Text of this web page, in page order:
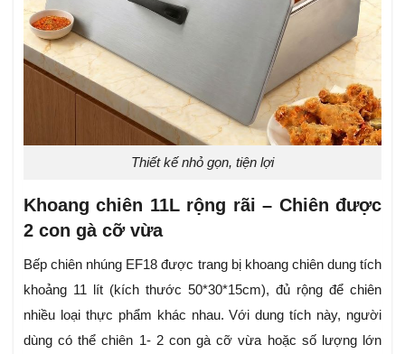
Thiết kế nhỏ gọn, tiện lợi
Khoang chiên 11L rộng rãi – Chiên được
2 con gà cỡ vừa
Bếp chiên nhúng EF18 được trang bị khoang chiên dung tích
khoảng 11 lít (kích thước 50*30*15cm), đủ rộng để chiên
nhiều loại thực phẩm khác nhau. Với dung tích này, người
dùng có thể chiên 1- 2 con gà cỡ vừa hoặc số lượng lớn